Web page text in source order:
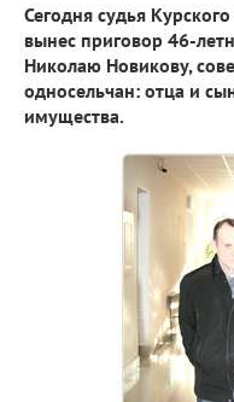
Сегодня судья
вынес приговор 46-
Николаю Новикову,
односельчан: отца и
имущества.